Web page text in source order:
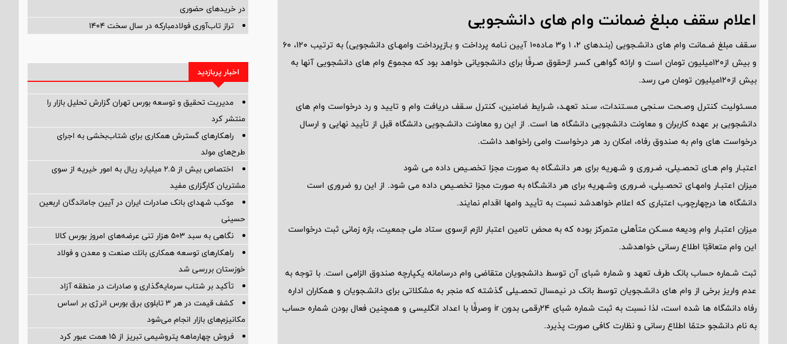
اعلام سقف مبلغ ضمانت وام های دانشجویی
سـقف مبلغ ضـمانت وام های دانشـجویی (بنـدهای 2، 1 و3 مـاده10 آیین نـامه پرداخت و بـازپرداخت وامهـای دانشجویی) به ترتیب 120، 60
و بیش از120میلیون تومان است و ارائه گواهی کسـر ازحقوق صـرفًا برای دانشجویانی خواهد بود که مجموع وام های دانشجویی آنها به
بیش از120میلیون تومان می رسد.
مسـئولیت کنترل وصـحت سـنجی مسـتندات، سـند تعهـد، شـرایط ضامنین، کنترل سـقف دریافت وام و تایید و رد درخواست وام های
دانشجویی بر عهده کاربران و معاونت دانشجویی دانشگاه ها است. از این رو معاونت دانشـجویی دانشگاه قبل از تأیید نهایی و ارسال
درخواست های وام به صندوق رفاه، امکان رد هر درخواست وامی راخواهد داشت.
اعتبـار وام هـای تحصـیلی، ضـروری و شـهریه برای هر دانشـگاه به صورت مجزا تخصـیص داده می شود
میزان اعتبـار وامهـای تحصـیلی، ضـروری وشـهریه برای هر دانشـگاه به صورت مجزا تخصـیص داده می شود. از این رو ضروری است
دانشگاه ها درچهارچوب اعتباری که اعلام خواهدشد نسبت به تأیید وامها اقدام نمایند.
میزان اعتبـار وام ودیعه مسـکن متأهلی متمرکز بوده که به محض تامین اعتبار لازم ازسوی ستاد ملی جمعیت، بازه زمانی ثبت درخواست
این وام متعاقبًا اطلاع رسانی خواهدشد.
ثبت شـماره حساب بانک طرف تعهد و شماره شبای آن توسط دانشجویان متقاضی وام درسامانه یکپارچه صندوق الزامی است. با توجه به
عدم واریز برخی از وام های دانشـجویان توسط بانک در نیمسال تحصـیلی گذشته که منجر به مشکلاتی برای دانشـجویان و همکاران اداره
رفاه دانشگاه ها شده است، لذا نسبت به ثبت شماره شبای 24رقمی بدون ir وصرفًا با اعداد انگلیسی و همچنین فعال بودن شماره حساب
به نام دانشجو حتمًا اطلاع رسانی و نظارت کافی صورت پذیرد.
در خریدهای حضوری
تراز تاب‌آوری فولادمبارکه در سال سخت ۱۴۰۴
اخبار پربازدید
مدیریت تحقیق و توسعه‌ بورس تهران گزارش تحلیل بازار را
منتشر کرد
راهکارهای گسترش همکاری برای شتاب‌بخشی به اجرای
طرح‌های مولد
اختصاص بیش از ۲.۵ میلیارد ریال به امور خیریه از سوی
مشتریان کارگزاری مفید
موکب شهدای بانک صادرات ایران در آیین جاماندگان اربعین
حسینی
نگاهی به سبد ۵۰۳ هزار تنی عرضه‌های امروز بورس کالا
راهكارهای توسعه همكاری بانك صنعت و معدن و فولاد
خوزستان بررسی شد
تأکید بر شتاب سرمایه‌گذاری و صادرات در منطقه آزاد
کشف قیمت در هر ۳ تابلوی برق بورس انرژی بر اساس
مکانیزم‌های بازار انجام می‌شود
فروش چهارماهه پتروشیمی تبریز از ۱۵ همت عبور کرد